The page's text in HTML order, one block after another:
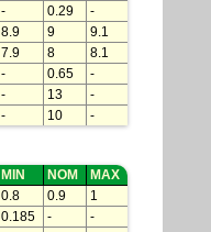
- 0.29
-
8.9 9
9.1
7.9 8
8.1
- 0.65
-
- 13
-
- 10 -
MIN NOM
MAX
0.8 0.9
1
0.185 -
-